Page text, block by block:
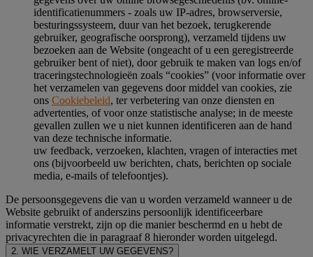
identificatienummers - zoals uw IP-adres, browserversie,
besturingssysteem, duur van het bezoek, terugkerende
gebruiker, geografische oorsprong), verzameld tijdens uw
bezoeken aan de Website (ongeacht of u een geregistreerde
gebruiker bent of niet), door gebruik te maken van logs en/of
traceringstechnologieën zoals “cookies” (voor informatie over
het verzamelen van gegevens door middel van cookies, zie
ons Cookiebeleid, ter verbetering van onze diensten en
advertenties, of voor onze statistische analyse; in de meeste
gevallen zullen we u niet kunnen identificeren aan de hand
van deze technische informatie.
uw feedback, verzoeken, klachten, vragen of interacties met
ons (bijvoorbeeld uw berichten, chats, berichten op sociale
media, e-mails of telefoontjes).
De persoonsgegevens die van u worden verzameld wanneer u de
Website gebruikt of anderszins persoonlijk identificeerbare
informatie verstrekt, zijn op die manier beschermd en u hebt de
privacyrechten die in paragraaf 8 hieronder worden uitgelegd.
2. WIE VERZAMELT UW GEGEVENS?